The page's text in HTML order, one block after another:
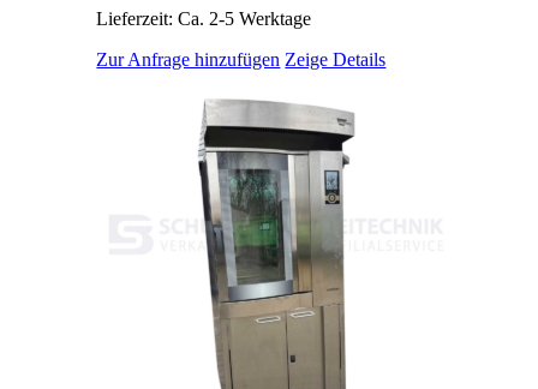
Lieferzeit: Ca. 2-5 Werktage
Zur Anfrage hinzufügen Zeige Details